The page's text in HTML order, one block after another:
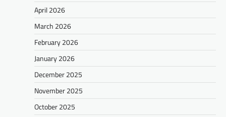
April 2026
March 2026
February 2026
January 2026
December 2025
November 2025
October 2025